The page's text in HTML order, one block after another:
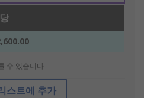
수 있습니다
스트에 추가